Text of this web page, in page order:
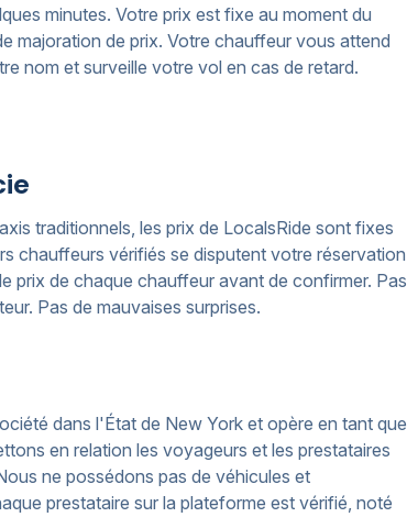
minutes. Votre prix est fixe au moment du
majoration de prix. Votre chauffeur vous attend
nom et surveille votre vol en cas de retard.
traditionnels, les prix de LocalsRide sont fixes
chauffeurs vérifiés se disputent votre réservation
prix de chaque chauffeur avant de confirmer. Pas
Pas de mauvaises surprises.
dans l'État de New York et opère en tant que
en relation les voyageurs et les prestataires
ne possédons pas de véhicules et
prestataire sur la plateforme est vérifié, noté